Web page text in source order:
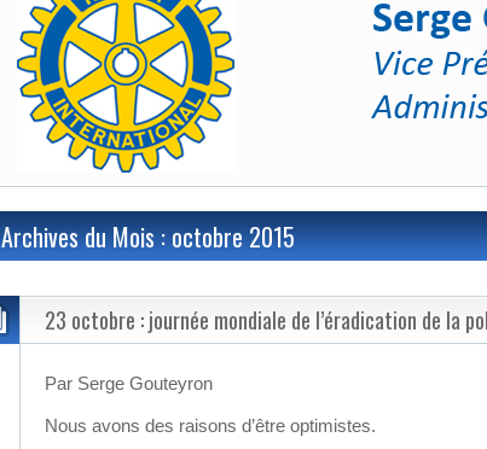
Archives du Mois : octobre 2015
23 octobre : journée mondiale de l’éradication de la
Par Serge Gouteyron
Nous avons des raisons d’être optimistes.